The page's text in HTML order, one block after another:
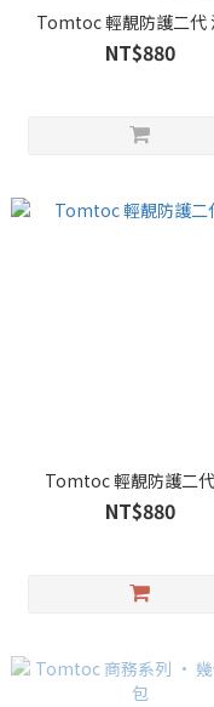
Tomtoc 輕靚防護二代
NT$880
Tomtoc 輕靚防護二
NT$880